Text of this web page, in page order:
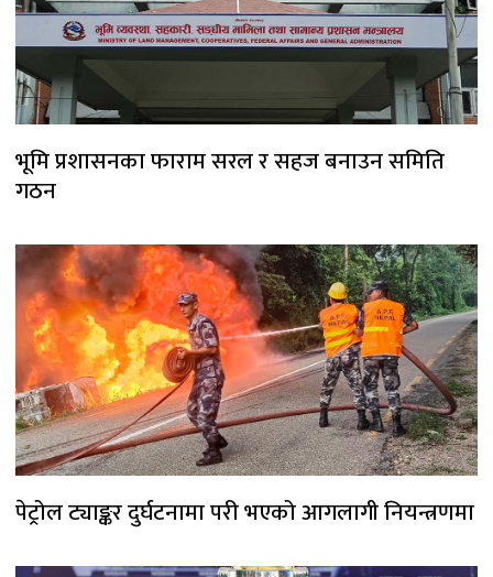
भूमि प्रशासनका फाराम सरल र सहज बनाउन समिति
गठन
पेट्रोल ट्याङ्कर दुर्घटनामा परी भएको आगलागी नियन्त्रणमा